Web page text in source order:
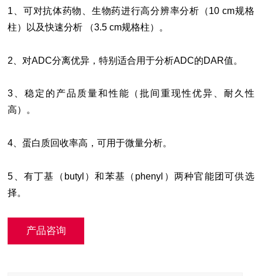
1、可对抗体药物、生物药进行高分辨率分析（10 cm规格
柱）以及快速分析 （3.5 cm规格柱）。
2、对ADC分离优异，特别适合用于分析ADC的DAR值。
3、稳定的产品质量和性能（批间重现性优异、耐久性
高）。
4、蛋白质回收率高，可用于微量分析。
5、有丁基（butyl）和苯基（phenyl）两种官能团可供选
择。
产品咨询